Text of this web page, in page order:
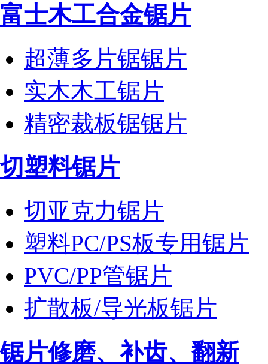
富士木工合金锯片
超薄多片锯锯片
实木木工锯片
精密裁板锯锯片
切塑料锯片
切亚克力锯片
塑料PC/PS板专用锯片
PVC/PP管锯片
扩散板/导光板锯片
锯片修磨、补齿、翻新